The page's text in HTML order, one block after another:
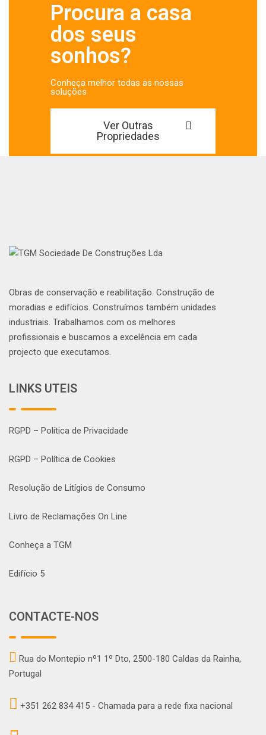
Procura a casa
dos seus
sonhos?
Conheça melhor todas as nossas
soluções
Ver Outras
Propriedades
Obras de conservação e reabilitação. Construção de
moradias e edifícios. Construímos também unidades
industriais. Trabalhamos com os melhores
profissionais e buscamos a excelência em cada
projecto que executamos.
LINKS UTEIS
RGPD – Política de Privacidade
RGPD – Política de Cookies
Resolução de Litígios de Consumo
Livro de Reclamações On Line
Conheça a TGM
Edifício 5
CONTACTE-NOS
Rua do Montepio nº1 1º Dto, 2500-180 Caldas da Rainha,
Portugal
+351 262 834 415 - Chamada para a rede fixa nacional